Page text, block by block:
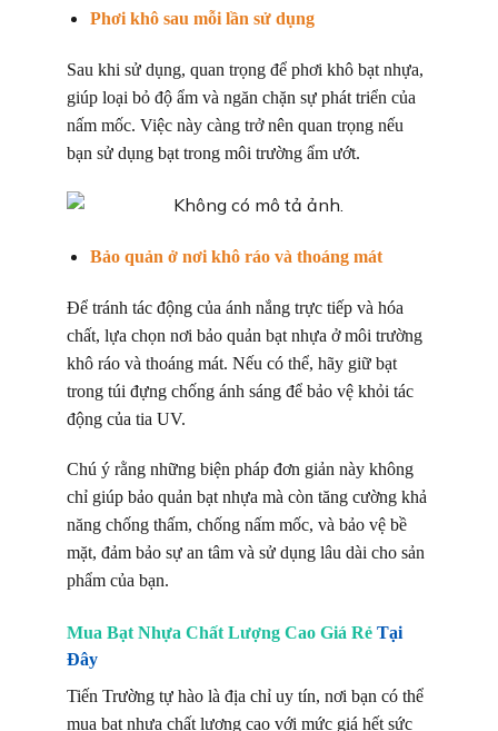
Phơi khô sau mỗi lần sử dụng
Sau khi sử dụng, quan trọng để phơi khô bạt nhựa,
giúp loại bỏ độ ẩm và ngăn chặn sự phát triển của
nấm mốc. Việc này càng trở nên quan trọng nếu
bạn sử dụng bạt trong môi trường ẩm ướt.
Bảo quản ở nơi khô ráo và thoáng mát
Để tránh tác động của ánh nắng trực tiếp và hóa
chất, lựa chọn nơi bảo quản bạt nhựa ở môi trường
khô ráo và thoáng mát. Nếu có thể, hãy giữ bạt
trong túi đựng chống ánh sáng để bảo vệ khỏi tác
động của tia UV.
Chú ý rằng những biện pháp đơn giản này không
chỉ giúp bảo quản bạt nhựa mà còn tăng cường khả
năng chống thấm, chống nấm mốc, và bảo vệ bề
mặt, đảm bảo sự an tâm và sử dụng lâu dài cho sản
phẩm của bạn.
Mua Bạt Nhựa Chất Lượng Cao Giá Rẻ Tại
Đây
Tiến Trường tự hào là địa chỉ uy tín, nơi bạn có thể
mua bạt nhựa chất lượng cao với mức giá hết sức